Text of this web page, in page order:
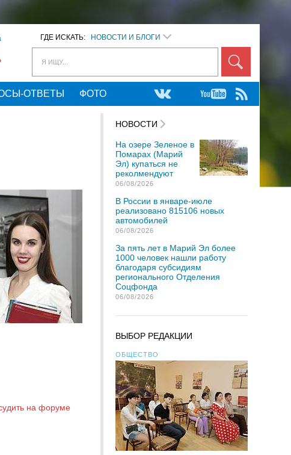
ГДЕ ИСКАТЬ: НОВОСТИ И БЛОГИ
Я ИЩУ...
ОТВЕТЫ ФОТО
на форуме
НОВОСТИ
На озере Зеленое в
Помарах (Марий
Эл) купаться не
реколмендуют
06/08/2026
В России в январе-июле
реализовано 815106 новых
автомобилей
06/08/2026
За пять лет в Марий Эл более
1000 человек нашли работу
благодаря субсидиям
регионального Отделения
Соцфонда
06/08/2026
ВЫБОР РЕДАКЦИИ
ОБЩЕСТВО